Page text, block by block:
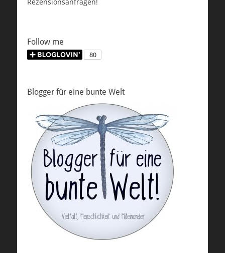
Follow me
Blogger für eine bunte Welt